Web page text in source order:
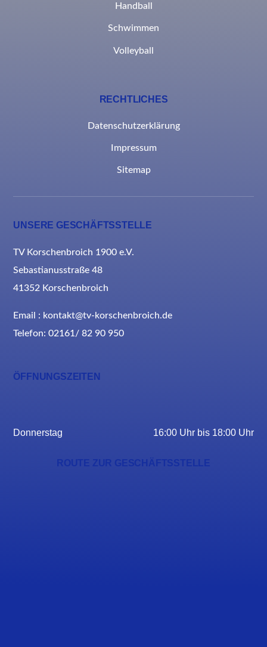
Handball
Schwimmen
Volleyball
RECHTLICHES
Datenschutzerklärung
Impressum
Sitemap
UNSERE GESCHÄFTSSTELLE
TV Korschenbroich 1900 e.V.
Sebastianusstraße 48
41352 Korschenbroich
Email : kontakt@tv-korschenbroich.de
Telefon: 02161/ 82 90 950
ÖFFNUNGSZEITEN
Donnerstag 16:00 Uhr bis 18:00 Uhr
ROUTE ZUR GESCHÄFTSSTELLE